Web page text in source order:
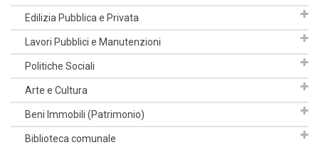
Edilizia Pubblica e Privata
Lavori Pubblici e Manutenzioni
Politiche Sociali
Arte e Cultura
Beni Immobili (Patrimonio)
Biblioteca comunale